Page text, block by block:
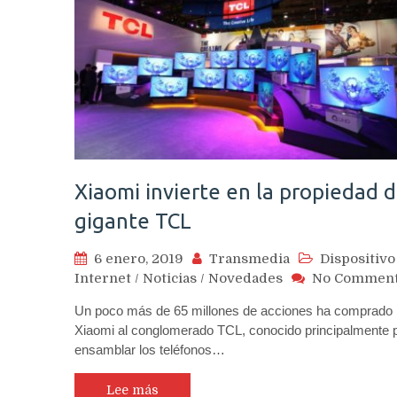
Xiaomi invierte en la propiedad
gigante TCL
6 enero, 2019 Transmedia Dispositivo
Internet / Noticias / Novedades No
Un poco más de 65 millones de acciones ha comprado
Xiaomi al conglomerado TCL, conocido principalmente
ensamblar los teléfonos…
Lee más